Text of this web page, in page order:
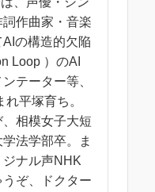
作曲家・音楽
の構造的欠陥
Loop ）のAI
テーター等、
平塚育ち。
相模女子大短
法学部卒。ま
ジナル声NHK
ぞ、ドクター